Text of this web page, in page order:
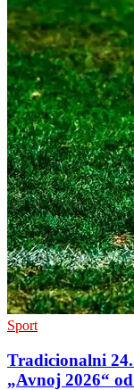
Sport
Tradicionalni
„Avnoj 2026“